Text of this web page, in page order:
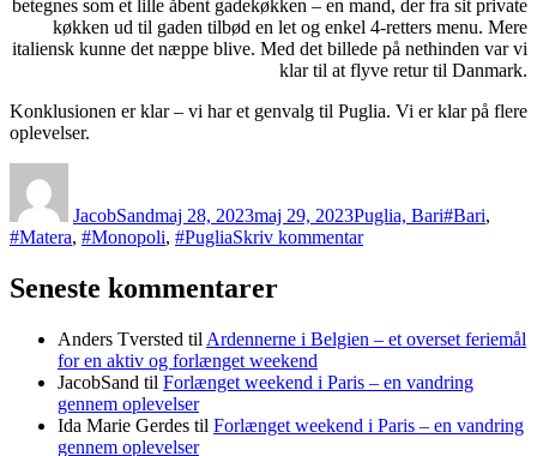
betegnes som et lille åbent gadekøkken – en mand, der fra sit private
køkken ud til gaden tilbød en let og enkel 4-retters menu. Mere
italiensk kunne det næppe blive. Med det billede på nethinden var vi
klar til at flyve retur til Danmark.
Konklusionen er klar – vi har et genvalg til Puglia. Vi er klar på flere
oplevelser.
JacobSandmaj 28, 2023maj 29, 2023Puglia, Bari#Bari,
#Matera, #Monopoli, #PugliaSkriv kommentartil
–
og
Italiens
Seneste kommentarer
Anders Tversted til Ardennerne i Belgien – et overset feriemål
for en aktiv og forlænget weekend
JacobSand til Forlænget weekend i Paris – en vandring
gennem oplevelser
Ida Marie Gerdes til Forlænget weekend i Paris – en vandring
gennem oplevelser